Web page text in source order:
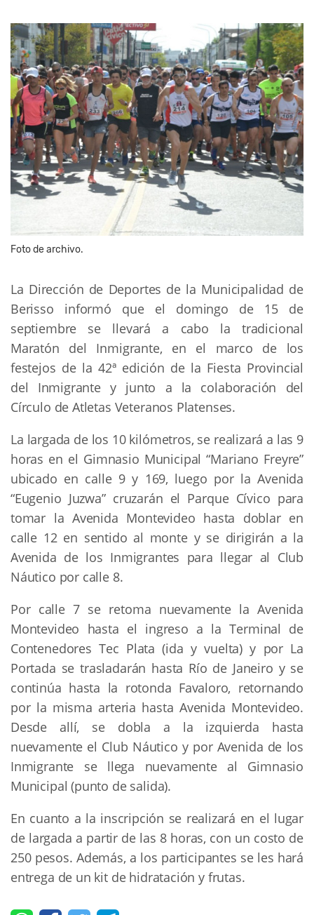
Foto de archivo.
La Dirección de Deportes de la Municipalidad de
Berisso informó que el domingo de 15 de
septiembre se llevará a cabo la tradicional
Maratón del Inmigrante, en el marco de los
festejos de la 42ª edición de la Fiesta Provincial
del Inmigrante y junto a la colaboración del
Círculo de Atletas Veteranos Platenses.
La largada de los 10 kilómetros, se realizará a las 9
horas en el Gimnasio Municipal “Mariano Freyre”
ubicado en calle 9 y 169, luego por la Avenida
“Eugenio Juzwa” cruzarán el Parque Cívico para
tomar la Avenida Montevideo hasta doblar en
calle 12 en sentido al monte y se dirigirán a la
Avenida de los Inmigrantes para llegar al Club
Náutico por calle 8.
Por calle 7 se retoma nuevamente la Avenida
Montevideo hasta el ingreso a la Terminal de
Contenedores Tec Plata (ida y vuelta) y por La
Portada se trasladarán hasta Río de Janeiro y se
continúa hasta la rotonda Favaloro, retornando
por la misma arteria hasta Avenida Montevideo.
Desde allí, se dobla a la izquierda hasta
nuevamente el Club Náutico y por Avenida de los
Inmigrante se llega nuevamente al Gimnasio
Municipal (punto de salida).
En cuanto a la inscripción se realizará en el lugar
de largada a partir de las 8 horas, con un costo de
250 pesos. Además, a los participantes se les hará
entrega de un kit de hidratación y frutas.